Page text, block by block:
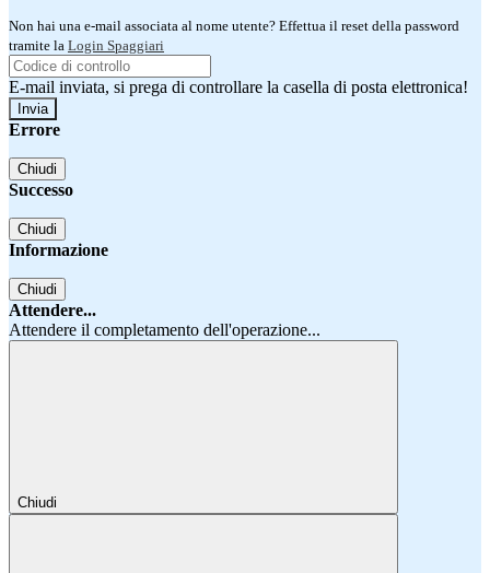
Non hai una e-mail associata al nome utente? Effettua il reset della password
tramite la Login Spaggiari
E-mail inviata, si prega di controllare la casella di posta elettronica!
Errore
Chiudi
Successo
Chiudi
Informazione
Chiudi
Attendere...
Attendere il completamento dell'operazione...
Chiudi